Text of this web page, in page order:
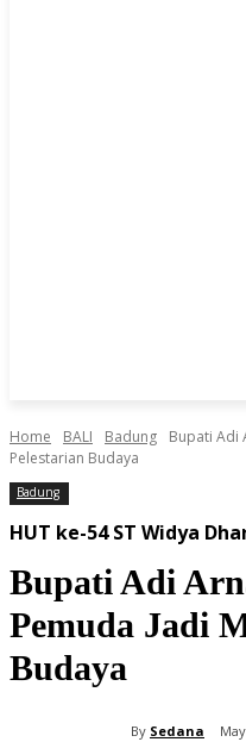
Home BALI Badung
Bupati Adi
Pelestarian Budaya
Badung
HUT ke-54 ST Widya
Bupati Adi
Pemuda Jadi
Budaya
By Sedana